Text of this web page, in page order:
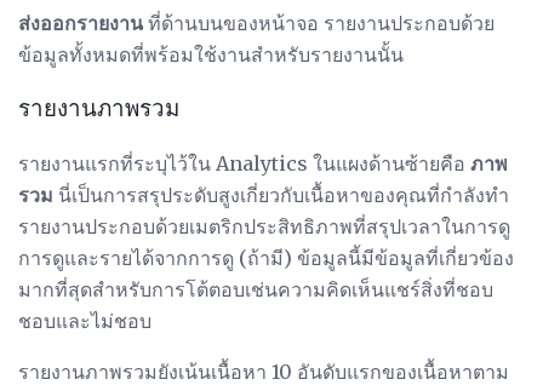
ส่งออกรายงานที่ด้านบนของหน้าจอ รายงานประกอบด้วย
ข้อมูลทั้งหมดที่พร้อมใช้งานสำหรับรายงานนั้น
รายงานภาพรวม
รายงานแรกที่ระบุไว้ใน Analytics ในแผงด้านซ้ายคือ ภาพ
รวม นี่เป็นการสรุประดับสูงเกี่ยวกับเนื้อหาของคุณที่กำลังทำ
รายงานประกอบด้วยเมตริกประสิทธิภาพที่สรุปเวลาในการดู
การดูและรายได้จากการดู (ถ้ามี) ข้อมูลนี้มีข้อมูลที่เกี่ยวข้อง
มากที่สุดสำหรับการโต้ตอบเช่นความคิดเห็นแชร์สิ่งที่ชอบ
ชอบและไม่ชอบ
รายงานภาพรวมยังเน้นเนื้อหา 10 อันดับแรกของเนื้อหาตาม